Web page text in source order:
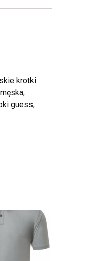
krotki
guess,